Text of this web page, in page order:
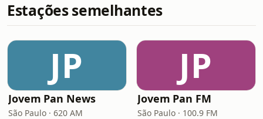
Estações semelhantes
JP
Jovem Pan News
São Paulo · 620 AM
JP
Jovem Pan FM
São Paulo · 100.9 FM